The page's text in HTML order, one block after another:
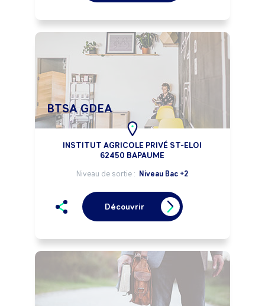
BTSA GDEA
INSTITUT AGRICOLE PRIVÉ ST-ELOI
62450 BAPAUME
Niveau de sortie : Niveau Bac +2
Découvrir